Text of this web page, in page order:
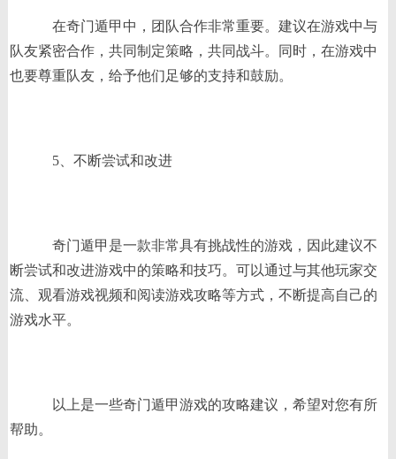
在奇门遁甲中，团队合作非常重要。建议在游戏中与
队友紧密合作，共同制定策略，共同战斗。同时，在游戏中
也要尊重队友，给予他们足够的支持和鼓励。
5、不断尝试和改进
奇门遁甲是一款非常具有挑战性的游戏，因此建议不
断尝试和改进游戏中的策略和技巧。可以通过与其他玩家交
流、观看游戏视频和阅读游戏攻略等方式，不断提高自己的
游戏水平。
以上是一些奇门遁甲游戏的攻略建议，希望对您有所
帮助。